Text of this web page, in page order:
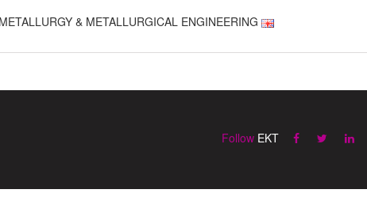
& METALLURGICAL ENGINEERING
FollowEKT